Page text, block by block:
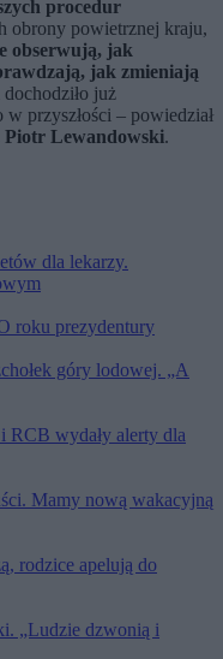
procedur
obrony powietrznej kraju,
obserwują, jak
jak zmieniają
już
przyszłości – powiedział
Piotr Lewandowski.
dla lekarzy.
roku prezydentury
góry lodowej. „A
RCB wydały alerty dla
Mamy nową wakacyjną
rodzice apelują do
„Ludzie dzwonią i